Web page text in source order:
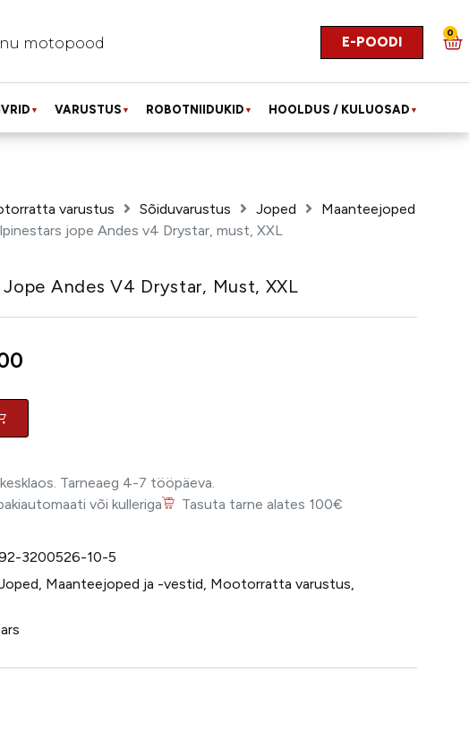
motopood E-POODI
0
▼ VARUSTUS ▼ ROBOTNIIDUKID ▼ HOOLDUS / KULUOSAD ▼
varustus Sõiduvarustus Joped
Maanteejoped
jope Andes v4 Drystar, must, XXL
Andes V4 Drystar, Must, XXL
Tarneaeg 4-7 tööpäeva.
või kulleriga
Tasuta tarne alates 100€
3200526-10-5
, Maanteejoped ja -vestid, Mootorratta varustus,